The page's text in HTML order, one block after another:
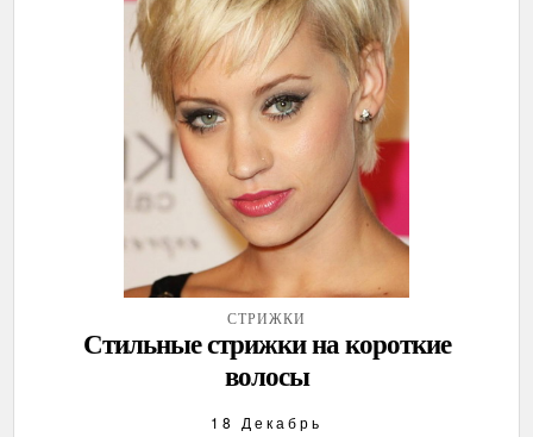
СТРИЖКИ
Стильные стрижки на короткие
волосы
18 Декабрь